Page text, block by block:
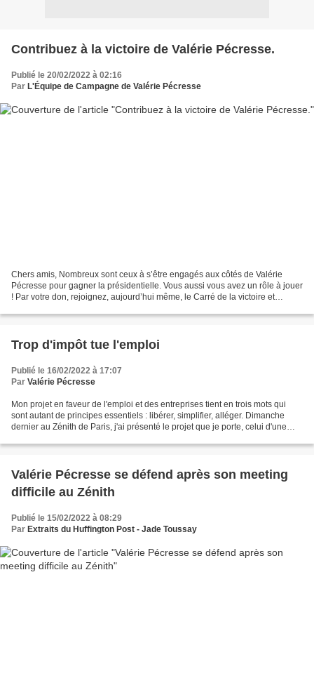
Contribuez à la victoire de Valérie Pécresse.
Publié le 20/02/2022 à 02:16
Par L'Équipe de Campagne de Valérie Pécresse
Chers amis, Nombreux sont ceux à s’être engagés aux côtés de Valérie
Pécresse pour gagner la présidentielle. Vous aussi vous avez un rôle à jouer
! Par votre don, rejoignez, aujourd’hui même, le Carré de la victoire et
Trop d'impôt tue l'emploi
Publié le 16/02/2022 à 17:07
Par Valérie Pécresse
Mon projet en faveur de l'emploi et des entreprises tient en trois mots qui
sont autant de principes essentiels : libérer, simplifier, alléger. Dimanche
dernier au Zénith de Paris, j'ai présenté le projet que je porte, celui d'une
Valérie Pécresse se défend après son meeting
difficile au Zénith
Publié le 15/02/2022 à 08:29
Par Extraits du Huffington Post - Jade Toussay